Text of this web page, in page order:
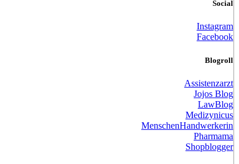
Social
Instagram
Facebook
Blogroll
Assistenzarzt
Jojos Blog
LawBlog
Medizynicus
MenschenHandwerkerin
Pharmama
Shopblogger